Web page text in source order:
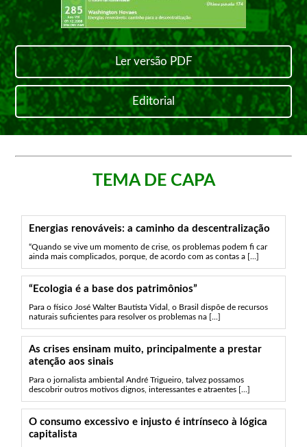
Ler versão PDF
Editorial
TEMA DE CAPA
Energias renováveis: a caminho da descentralização
“Quando se vive um momento de crise, os problemas podem fi car
ainda mais complicados, porque, de acordo com as contas a [...]
“Ecologia é a base dos patrimônios”
Para o físico José Walter Bautista Vidal, o Brasil dispõe de recursos
naturais suficientes para resolver os problemas na [...]
As crises ensinam muito, principalmente a prestar
atenção aos sinais
Para o jornalista ambiental André Trigueiro, talvez possamos
descobrir outros motivos dignos, interessantes e atraentes [...]
O consumo excessivo e injusto é intrínseco à lógica
capitalista